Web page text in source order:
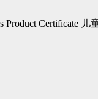
Certificate